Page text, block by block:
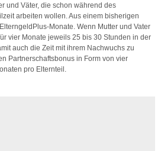
und Väter, die schon während des
arbeiten wollen. Aus einem bisherigen
Monate. Wenn Mutter und Vater
vier Monate jeweils 25 bis 30 Stunden in der
auch die Zeit mit ihrem Nachwuchs zu
Partnerschaftsbonus in Form von vier
pro Elternteil.